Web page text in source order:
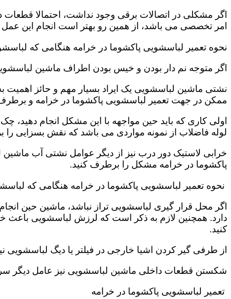
اگر مشکلی در اتصالات برقی وجود نداشت، احتمالا
امر تخصصی می باشد، از همین رو بهتر است انجام این عمل
نحوه تعمیر لباسشویی پاکشوما در خرامه هنگامی که
اگر متوجه نم دار بودن و خیس بودن اطراف ماشین
نشتی ماشین لباسشویی یک ایراد بسیار مهم و حائز اهمیت
ممکن در جهت تعمیر لباسشویی پاکشوما در خرامه و
اولی کاری که باید حین مواجهه با این مشکل انجام
لوله فاضلاب از نمونه مواردی می باشد که نقش بسزایی را
خرابی لاستیک دور درب نیز از دیگر عوامل نشتی آب
پاکشوما در خرامه مشکل را برطرف کنید.
نحوه تعمیر لباسشویی پاکشوما در خرامه هنگامی که
اگر محل قرار گیری لباسشویی تراز نباشد، ماشین حین
دارد. همچنین لازم به ذکر است که لرزش لباسشویی باعث
کنید.
از طرفی گیر کردن اشیا خارجی در فیلتر یا دیگ
شکستن قطعات داخلی ماشین لباسشویی نیز عامل دیگر سر
تعمیر لباسشویی پاکشوما در خرامه